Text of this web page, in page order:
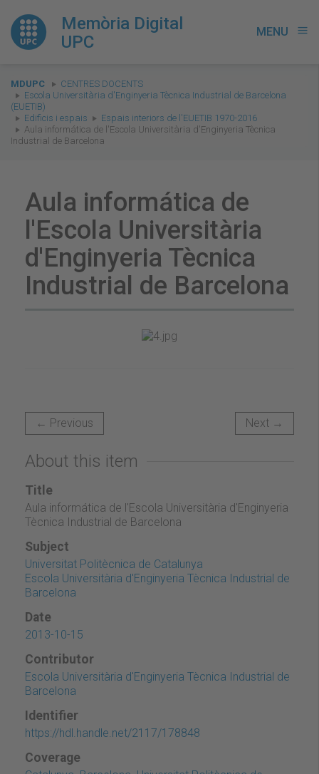
Memòria Digital
UPC
MENU menu
You
are
here:
MDUPC
CENTRES DOCENTS
Escola Universitària d'Enginyeria Tècnica Industrial de Barcelona
(EUETIB)
Edificis i espais
Espais interiors de l'EUETIB 1970-2016
Aula informática de l'Escola Universitària d'Enginyeria Tècnica
Industrial de Barcelona
Aula informática de
l'Escola Universitària
d'Enginyeria Tècnica
Industrial de Barcelona
← Previous Next →
About this item
Title
Aula informática de l'Escola Universitària d'Enginyeria
Tècnica Industrial de Barcelona
Subject
Universitat Politècnica de Catalunya
Escola Universitària d'Enginyeria Tècnica Industrial de
Barcelona
Date
2013-10-15
Contributor
Escola Universitària d'Enginyeria Tècnica Industrial de
Barcelona
Identifier
https://hdl.handle.net/2117/178848
Coverage